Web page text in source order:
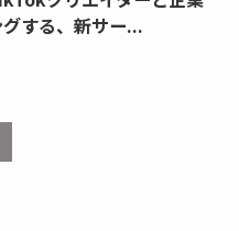
する、新サー...